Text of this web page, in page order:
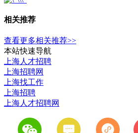
相关推荐
查看更多相关推荐>>
本站快速导航
上海人才招聘
上海招聘网
上海找工作
上海招聘
上海人才招聘网